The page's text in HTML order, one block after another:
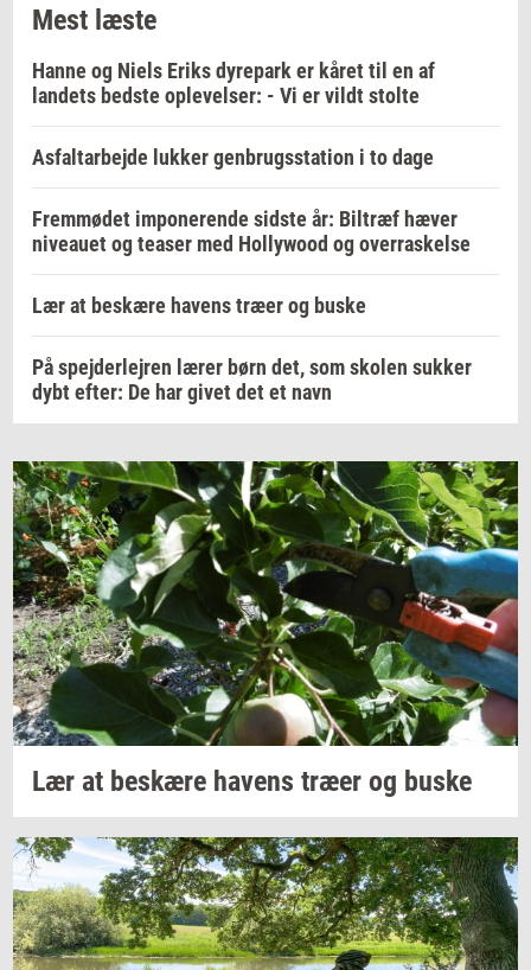
Mest læste
Hanne og Niels Eriks dyrepark er kåret til en af
landets bedste oplevelser: - Vi er vildt stolte
Asfaltarbejde lukker genbrugsstation i to dage
Fremmødet imponerende sidste år: Biltræf hæver
niveauet og teaser med Hollywood og overraskelse
Lær at beskære havens træer og buske
På spejderlejren lærer børn det, som skolen sukker
dybt efter: De har givet det et navn
Lær at be­skæ­re ha­vens træer og buske